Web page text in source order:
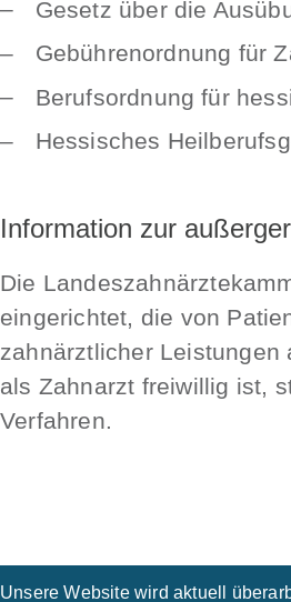
Gesetz über die
Gebührenordnung für
Berufsordnung für
Hessisches
Information zur
Die
eingerichtet, die von
zahnärztlicher Leistungen
als Zahnarzt freiwillig ist,
Verfahren.
Unsere Website wird aktuell